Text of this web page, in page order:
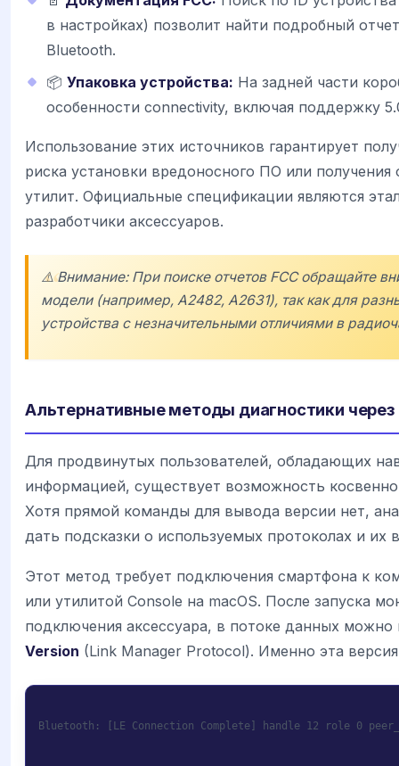
в настройках) позволит найти подробный
Bluetooth.
📦 Упаковка устройства: На задней части
особенности connectivity, включая поддержку
Использование этих источников гарантирует
риска установки вредоносного ПО или
утилит. Официальные спецификации являются
разработчики аксессуаров.
⚠️ Внимание: При поиске отчетов FCC обращайте
модели (например, A2482, A2631), так как для
устройства с незначительными отличиями в
Альтернативные методы диагностики через
Для продвинутых пользователей, обладающих
информацией, существует возможность
Хотя прямой команды для вывода версии нет,
дать подсказки о используемых протоколах и их
Этот метод требует подключения смартфона к
или утилитой Console на macOS. После запуска
подключения аксессуара, в потоке данных
Version (Link Manager Protocol). Именно эта
Bluetooth: [LE Connection Complete] handle 12 role 0